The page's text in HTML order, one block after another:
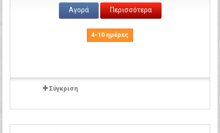
Αγορά Περισσότερα
4-10 ημέρες
Σύγκριση